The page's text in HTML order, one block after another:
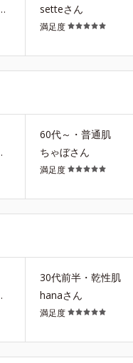
それにしても、いろんなブラシがあったのにどうしてこれだけになってしまったんでしょうか。これだけではちょっと・・・。
setteさん
満足度
て、私にとって最高に完璧なブラシです。
60代～・普通肌
ちゃぼさん
満足度
たときにチクチクした感じもないので、そこもポイントが高く買ってよかった商品の一つです◎
30代前半・乾性肌
hanaさん
満足度